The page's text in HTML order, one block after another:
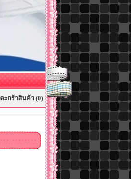
ตะกร้าสินค้า (0)